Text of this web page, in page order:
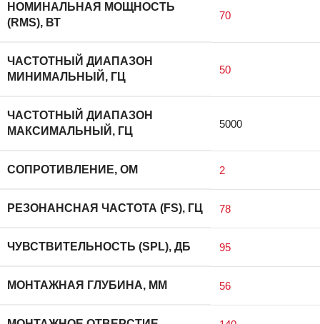
НОМИНАЛЬНАЯ МОЩНОСТЬ
(RMS), ВТ
70
ЧАСТОТНЫЙ ДИАПАЗОН
МИНИМАЛЬНЫЙ, ГЦ
50
ЧАСТОТНЫЙ ДИАПАЗОН
МАКСИМАЛЬНЫЙ, ГЦ
5000
СОПРОТИВЛЕНИЕ, ОМ 2
РЕЗОНАНСНАЯ ЧАСТОТА (FS), ГЦ 78
ЧУВСТВИТЕЛЬНОСТЬ (SPL), ДБ 95
МОНТАЖНАЯ ГЛУБИНА, ММ 56